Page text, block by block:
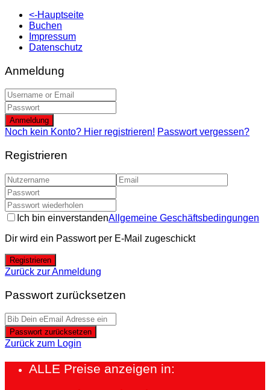
<-Hauptseite
Buchen
Impressum
Datenschutz
Anmeldung
Anmeldung
Noch kein Konto? Hier registrieren! Passwort vergessen?
Registrieren
Ich bin einverstandenAllgemeine Geschäftsbedingungen
Dir wird ein Passwort per E-Mail zugeschickt
Registrieren
Zurück zur Anmeldung
Passwort zurücksetzen
Passwort zurücksetzen
Zurück zum Login
ALLE Preise anzeigen in: